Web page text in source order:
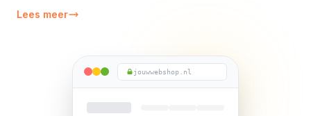
jouwwebshop.nl
Lees meer